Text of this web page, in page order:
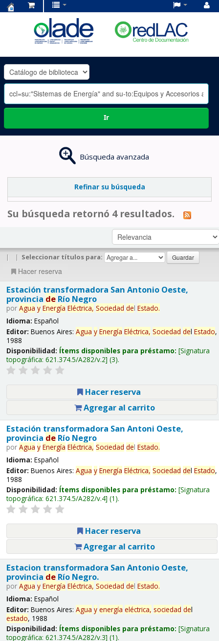
OLADE
-
Ir
Búsqueda avanzada
Refinar su búsqueda
Su búsqueda retornó 4 resultados.
| | Seleccionar títulos para:
Hacer reserva
Estación transformadora San Antonio Oeste,
provincia deRío Negro
por Agua y Energía Eléctrica, Sociedad del Estado.
Idioma: Español
Editor: Buenos Aires: Agua y Energía Eléctrica, Sociedad del Estado,
1988
Disponibilidad: Ítems disponibles para préstamo: Signatura
topográfica: 621.374.5/A282/v.2 (3).
Hacer reserva
Agregar al carrito
Estación transformadora San Antoni Oeste,
provincia deRío Negro
por Agua y Energía Eléctrica, Sociedad del Estado.
Idioma: Español
Editor: Buenos Aires: Agua y Energía Eléctrica, Sociedad del Estado,
1988
Disponibilidad: Ítems disponibles para préstamo: Signatura
topográfica: 621.374.5/A282/v.4 (1).
Hacer reserva
Agregar al carrito
Estacion transformadora San Antonio Oeste,
provincia deRío Negro.
por Agua y Energía Eléctrica, Sociedad del Estado.
Idioma: Español
Editor: Buenos Aires: Agua y energía eléctrica, sociedad del
estado, 1988
Disponibilidad: Ítems disponibles para préstamo: Signatura
topográfica: 621.374.5/A282/v.3 (1).